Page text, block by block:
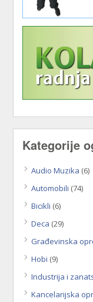
Kategorije
Audio Muzika (6)
Automobili (74)
Bicikli (6)
Deca (29)
Građevinska
Hobi (9)
Industrija i
Kancelarijska